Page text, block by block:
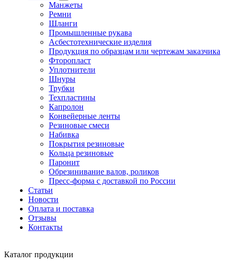
Манжеты
Ремни
Шланги
Промышленные рукава
Асбестотехнические изделия
Продукция по образцам или чертежам заказчика
Фторопласт
Уплотнители
Шнуры
Трубки
Техпластины
Капролон
Конвейерные ленты
Резиновые смеси
Набивка
Покрытия резиновые
Кольца резиновые
Паронит
Обрезинивание валов, роликов
Пресс-форма с доставкой по России
Статьи
Новости
Оплата и поставка
Отзывы
Контакты
Каталог продукции